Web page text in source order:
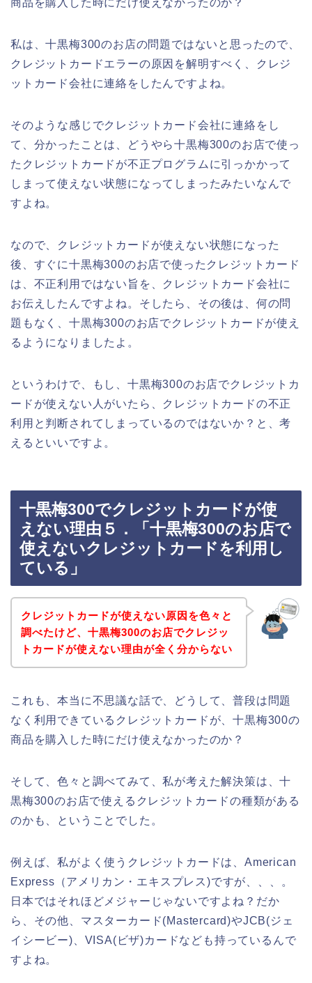
私は、十黒梅300のお店の問題ではないと思ったので、
クレジットカードエラーの原因を解明すべく、クレジ
ットカード会社に連絡をしたんですよね。
そのような感じでクレジットカード会社に連絡をし
て、分かったことは、どうやら十黒梅300のお店で使っ
たクレジットカードが不正プログラムに引っかかって
しまって使えない状態になってしまったみたいなんで
すよね。
なので、クレジットカードが使えない状態になった
後、すぐに十黒梅300のお店で使ったクレジットカード
は、不正利用ではない旨を、クレジットカード会社に
お伝えしたんですよね。そしたら、その後は、何の問
題もなく、十黒梅300のお店でクレジットカードが使え
るようになりましたよ。
というわけで、もし、十黒梅300のお店でクレジットカ
ードが使えない人がいたら、クレジットカードの不正
利用と判断されてしまっているのではないか？と、考
えるといいですよ。
十黒梅300でクレジットカードが使
えない理由５．「十黒梅300のお店で
使えないクレジットカードを利用し
ている」
クレジットカードが使えない原因を色々と
調べたけど、十黒梅300のお店でクレジッ
トカードが使えない理由が全く分からない
これも、本当に不思議な話で、どうして、普段は問題
なく利用できているクレジットカードが、十黒梅300の
商品を購入した時にだけ使えなかったのか？
そして、色々と調べてみて、私が考えた解決策は、十
黒梅300のお店で使えるクレジットカードの種類がある
のかも、ということでした。
例えば、私がよく使うクレジットカードは、American
Express（アメリカン・エキスプレス)ですが、、、。
日本ではそれほどメジャーじゃないですよね？だか
ら、その他、マスターカード(Mastercard)やJCB(ジェ
イシービー)、VISA(ビザ)カードなども持っているんで
すよね。